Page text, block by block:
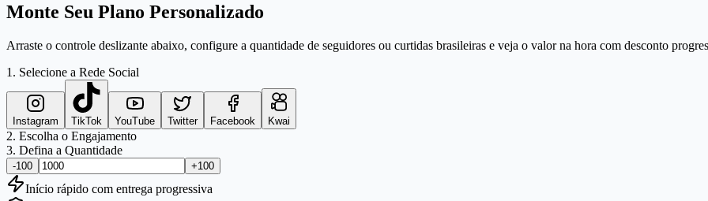
Monte Seu Plano Personalizado
Arraste o controle deslizante abaixo, configure a quantidade de seguidores ou curtidas brasileiras e veja o valor na hora com desconto
1. Selecione a Rede Social
Instagram TikTok YouTube Twitter Facebook Kwai
2. Escolha o Engajamento
3. Defina a Quantidade
-100 +100
Início rápido com entrega progressiva